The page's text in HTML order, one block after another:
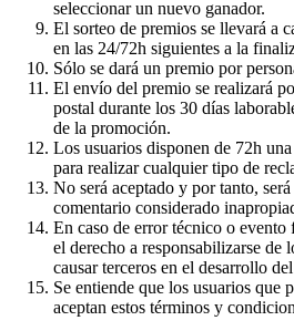
seleccionar un nuevo ganador.
El sorteo de premios se llevará a
en las 24/72h siguientes a la
Sólo se dará un premio por
El envío del premio se realizará
postal durante los 30 días
de la promoción.
Los usuarios disponen de 72h
para realizar cualquier tipo de
No será aceptado y por tanto,
comentario considerado
En caso de error técnico o
el derecho a responsabilizarse de
causar terceros en el desarrollo
Se entiende que los usuarios que
aceptan estos términos y